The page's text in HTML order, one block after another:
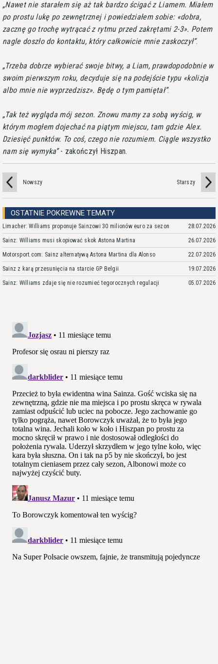
Nawet nie starałem się aż tak bardzo ścigać z Liamem. Miałem
po prostu lukę po zewnętrznej i powiedziałem sobie: «dobra,
zacznę go trochę wytrącać z rytmu przed zakrętami 2-3». Potem
nagle doszło do kontaktu, który całkowicie mnie zaskoczył .
Trzeba dobrze wybierać swoje bitwy, a Liam, prawdopodobnie w
swoim pierwszym roku, decyduje się na podejście typu «kolizja
albo mnie nie wyprzedzisz». Będę o tym pamiętał .
Tak też wygląda mój sezon. Znowu mamy za sobą wyścig, w
którym mogłem dojechać na piątym miejscu, tam gdzie Alex.
Dziesięć punktów. To coś, czego nie rozumiem. Ciągle wszystko
nam się wymyka - zakończył Hiszpan.
Nowszy Starszy
OSTATNIE POKREWNE TEMATY
Limacher: Williams proponuje Sainzowi 30 milionów euro za sezon 28.07.2026
Sainz: Williams musi skopiować skok Astona Martina 26.07.2026
Motorsport.com: Sainz alternatywą Astona Martina dla Alonso 22.07.2026
Sainz z karą przesunięcia na starcie GP Belgii 19.07.2026
Sainz: Williams zdaje się nie rozumieć tegorocznych regulacji 05.07.2026